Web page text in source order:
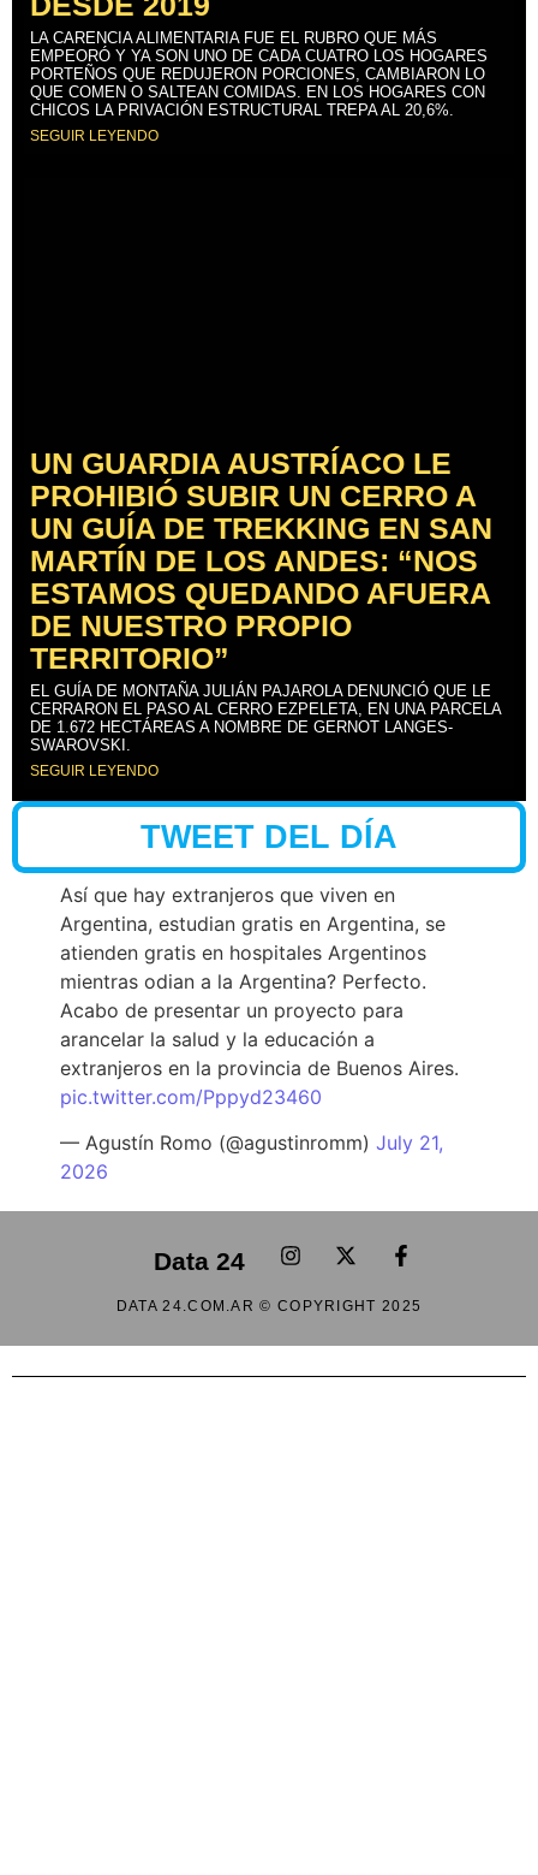
LA CARENCIA ALIMENTARIA FUE EL RUBRO QUE MÁS
EMPEORÓ Y YA SON UNO DE CADA CUATRO LOS HOGARES
PORTEÑOS QUE REDUJERON PORCIONES, CAMBIARON LO
QUE COMEN O SALTEAN COMIDAS. EN LOS HOGARES CON
CHICOS LA PRIVACIÓN ESTRUCTURAL TREPA AL 20,6%.
SEGUIR LEYENDO
UN GUARDIA AUSTRÍACO LE
PROHIBIÓ SUBIR UN CERRO A
UN GUÍA DE TREKKING EN SAN
MARTÍN DE LOS ANDES: “NOS
ESTAMOS QUEDANDO AFUERA
DE NUESTRO PROPIO
TERRITORIO”
EL GUÍA DE MONTAÑA JULIÁN PAJAROLA DENUNCIÓ QUE LE
CERRARON EL PASO AL CERRO EZPELETA, EN UNA PARCELA
DE 1.672 HECTÁREAS A NOMBRE DE GERNOT LANGES-
SWAROVSKI.
SEGUIR LEYENDO
TWEET DEL DÍA
Así que hay extranjeros que viven en
Argentina, estudian gratis en Argentina, se
atienden gratis en hospitales Argentinos
mientras odian a la Argentina? Perfecto.
Acabo de presentar un proyecto para
arancelar la salud y la educación a
extranjeros en la provincia de Buenos Aires.
pic.twitter.com/Pppyd23460
— Agustín Romo (@agustinromm) July 21,
2026
Data 24
DATA 24.COM.AR © COPYRIGHT 2025